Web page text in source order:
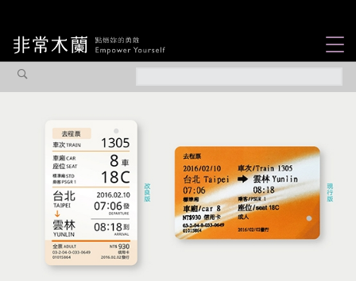
社會企業
認識我們